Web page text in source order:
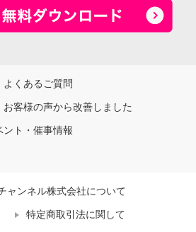
よくあるご質問
お客様の声から改善しました
ント・催事情報
ャンネル株式会社について
特定商取引法に関して